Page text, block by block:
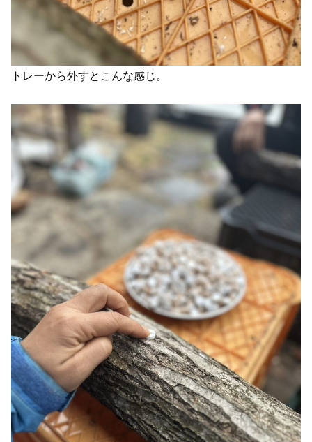
トレーから外すとこんな感じ。